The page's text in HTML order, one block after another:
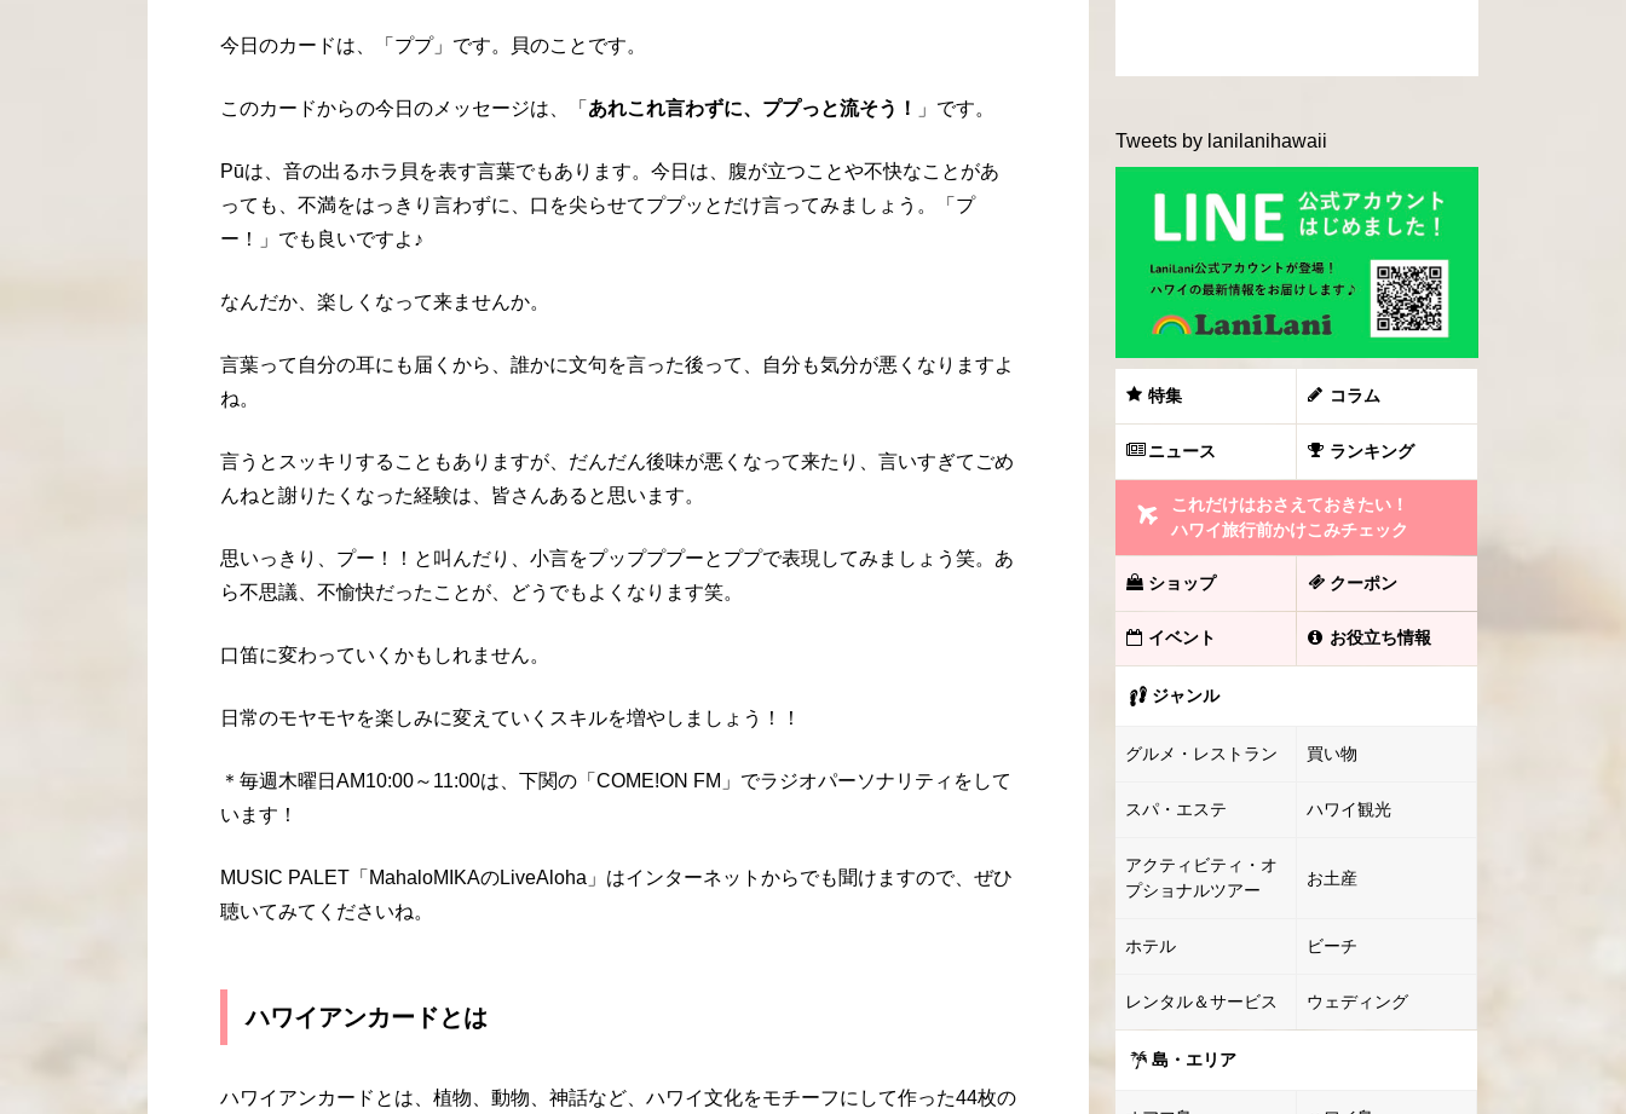
今日のカードは、「ププ」です。貝のことです。
このカードからの今日のメッセージは、「 あれこれ言わずに、ププっと流そう！ 」です。
Pūは、音の出るホラ貝を表す言葉でもあります。今日は、腹が立つことや不快なことがあ
っても、不満をはっきり言わずに、口を尖らせてププッとだけ言ってみましょう。「プ
ー！」でも良いですよ♪
なんだか、楽しくなって来ませんか。
言葉って自分の耳にも届くから、誰かに文句を言った後って、自分も気分が悪くなりますよ
ね。
言うとスッキリすることもありますが、だんだん後味が悪くなって来たり、言いすぎてごめ
んねと謝りたくなった経験は、皆さんあると思います。
思いっきり、プー！！と叫んだり、小言をプップププーとププで表現してみましょう笑。あ
ら不思議、不愉快だったことが、どうでもよくなります笑。
口笛に変わっていくかもしれません。
日常のモヤモヤを楽しみに変えていくスキルを増やしましょう！！
＊毎週木曜日AM10:00～11:00は、下関の「COME!ON FM」でラジオパーソナリティをして
います！
MUSIC PALET「MahaloMIKAのLiveAloha」はインターネットからでも聞けますので、ぜひ
聴いてみてくださいね。
ハワイアンカードとは
ハワイアンカードとは、植物、動物、神話など、ハワイ文化をモチーフにして作った44枚の
Tweets by lanilanihawaii
特集 コラム
ニュース ランキング
これだけはおさえておきたい！
ハワイ旅行前かけこみチェック
ショップ クーポン
イベント お役立ち情報
ジャンル
グルメ・レストラン 買い物
スパ・エステ ハワイ観光
アクティビティ・オ
プショナルツアー
お土産
ホテル ビーチ
レンタル＆サービス ウェディング
島・エリア